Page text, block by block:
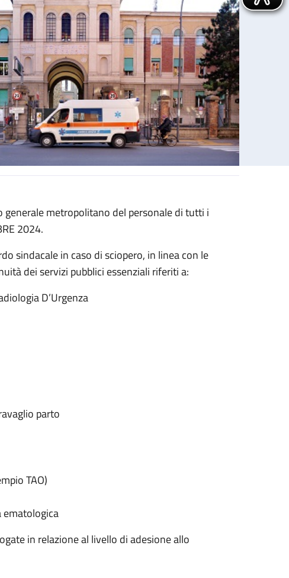
generale metropolitano del personale di tutti i
2024.
sindacale in caso di sciopero, in linea con le
dei servizi pubblici essenziali riferiti a:
D’Urgenza
parto
TAO)
ematologica
in relazione al livello di adesione allo